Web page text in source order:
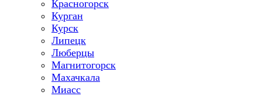
Красногорск
Курган
Курск
Липецк
Люберцы
Магнитогорск
Махачкала
Миасс